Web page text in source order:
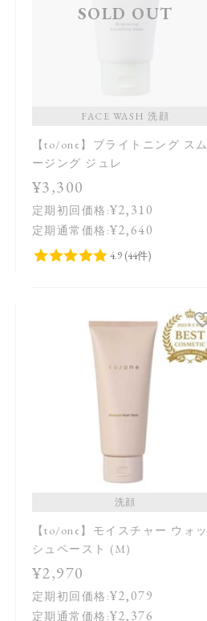
SOLD OUT
FACE WASH 洗顔
【to/one】ブライトニング スム
ージング ジュレ
¥3,300
定期初回価格:¥2,310
定期通常価格:¥2,640
洗顔
【to/one】モイスチャー ウォッ
シュペースト (M)
¥2,970
定期初回価格:¥2,079
定期通常価格:¥2,376